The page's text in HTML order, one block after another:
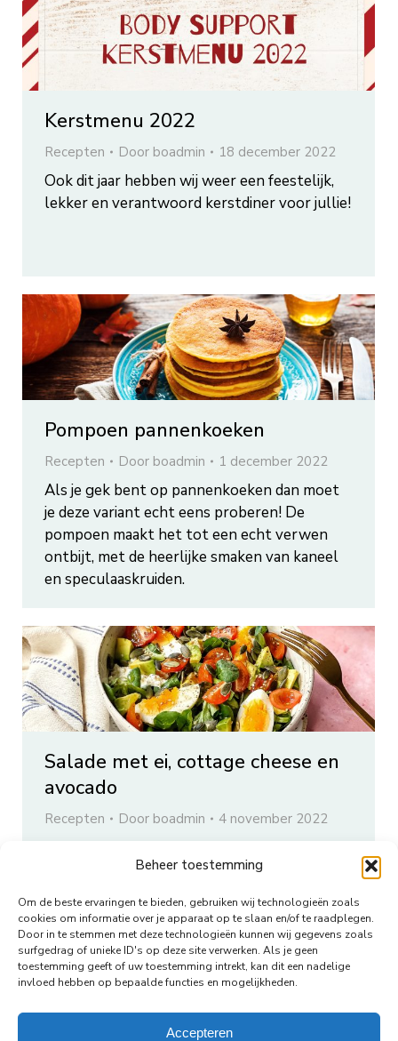
Beheer toestemming
Om de beste ervaringen te bieden, gebruiken wij technologieën zoals
cookies om informatie over je apparaat op te slaan en/of te raadplegen.
Door in te stemmen met deze technologieën kunnen wij gegevens zoals
surfgedrag of unieke ID's op deze site verwerken. Als je geen
toestemming geeft of uw toestemming intrekt, kan dit een nadelige
invloed hebben op bepaalde functies en mogelijkheden.
Accepteren
Kerstmenu 2022
Recepten Door boadmin 18 december 2022
Ook dit jaar hebben wij weer een feestelijk,
lekker en verantwoord kerstdiner voor jullie!
Pompoen pannenkoeken
Recepten Door boadmin 1 december 2022
Als je gek bent op pannenkoeken dan moet
je deze variant echt eens proberen! De
pompoen maakt het tot een echt verwen
ontbijt, met de heerlijke smaken van kaneel
en speculaaskruiden.
Salade met ei, cottage cheese en
avocado
Recepten Door boadmin 4 november 2022
Deze salade tover je binnen 10 minuten op
tafel. Ideaal dus als je weinig tijd hebt of snel
naast avocado ook cottage cheese wat laag
in calorieën is.
4 5